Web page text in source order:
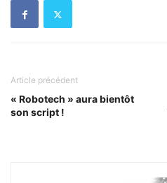
Article précédent
« Robotech » aura bientôt
son script !